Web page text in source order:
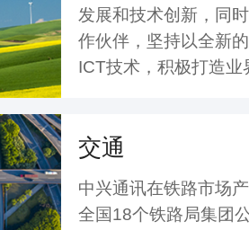
发展和技术创新，同
作伙伴，坚持以全新
ICT技术，积极打造业
交通
中兴通讯在铁路市场
全国18个铁路局集团